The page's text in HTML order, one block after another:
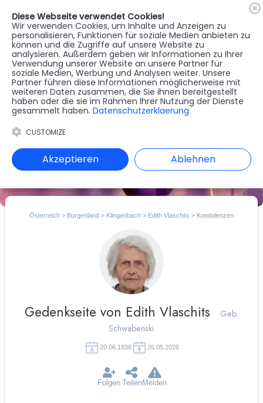
MENU
🇦🇹 Register
Österreich> Burgenland> Klingenbach> Edith Vlaschits > Kondolenzen
Folgen TeilenMelden
Gedenkseite von Edith Vlaschits
Geb.
Schwabenski
20.06.1938 26.05.2026
Diese Webseite verwendet Cookies!
Wir verwenden Cookies, um Inhalte und Anzeigen zu
personalisieren, Funktionen für soziale Medien anbieten zu
können und die Zugriffe auf unsere Website zu
analysieren. Außerdem geben wir Informationen zu Ihrer
Verwendung unserer Website an unsere Partner für
soziale Medien, Werbung und Analysen weiter. Unsere
Partner führen diese Informationen möglicherweise mit
weiteren Daten zusammen, die Sie ihnen bereitgestellt
haben oder die sie im Rahmen Ihrer Nutzung der Dienste
gesammelt haben. Datenschutzerklaerung
CUSTOMIZE
Akzeptieren Ablehnen